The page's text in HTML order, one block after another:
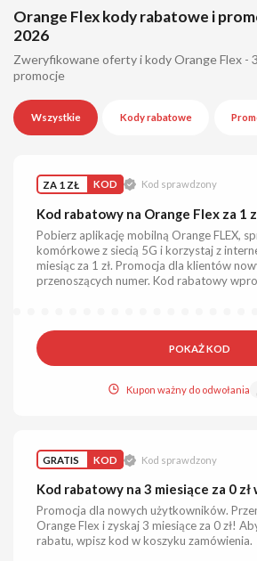
Orange Flex kody rabatowe i
2026
Zweryfikowane oferty i kody Orange Flex -
promocje
Wszystkie Kody rabatowe
ZA 1 ZŁ KOD Kod sprawdzony
Kod rabatowy na Orange Flex za 1
Pobierz aplikację mobilną Orange FLEX,
komórkowe z siecią 5G i korzystaj z
miesiąc za 1 zł. Promocja dla klientów
przenoszących numer. Kod rabatowy
POKAŻ KOD
Kupon ważny do odwołania
GRATIS KOD Kod sprawdzony
Kod rabatowy na 3 miesiące za 0 zł
Promocja dla nowych użytkowników.
Orange Flex i zyskaj 3 miesiące za 0 zł!
rabatu, wpisz kod w koszyku zamówienia.